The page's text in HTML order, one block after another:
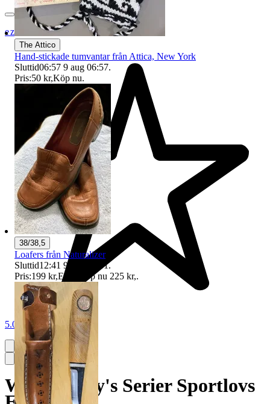
ezzz_ezzz
5.0
Walt Disney's Serier Sportlovs
The Attico
Hand-stickade tumvantar från Attica, New York
Sluttid06:57 9 aug 06:57.
Pris:50 kr,Köp nu.
38/38,5
Loafers från Naturalizer
Sluttid12:41 9 aug 12:41.
Pris:199 kr,Eller Köp nu 225 kr,.